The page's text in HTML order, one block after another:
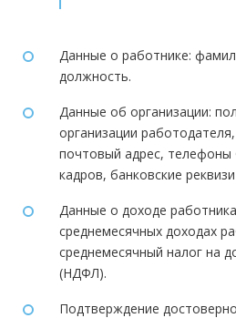
Данные о работнике:
должность.
Данные об организации:
организации
почтовый адрес, телефоны
кадров, банковские
Данные о доходе
среднемесячных доходах
среднемесячный налог на
(НДФЛ).
Подтверждение